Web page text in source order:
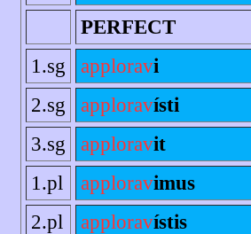
PERFECT
1.sg
apploravi
2.sg
apploravísti
3.sg
apploravit
1.pl
apploravimus
2.pl
apploravístis